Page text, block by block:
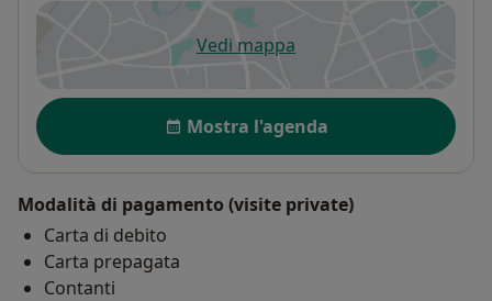
Vedi mappasi apre in una nuova scheda
Disponibilità
Mostra l'agenda
Modalità di pagamento (visite private)
Carta di debito
Carta prepagata
Contanti